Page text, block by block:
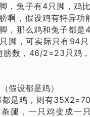
，兔子有4只脚，鸡
啊，假设鸡有特异功
，那么鸡和兔子都是
脚，可实际只有94
数，46/2=23只鸡
假设都是鸡）
都是鸡，则有
条腿 ，一只鸡变成一